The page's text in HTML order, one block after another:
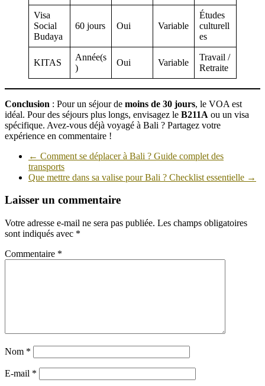
Visa
Social
Budaya
60 jours Oui Variable
Études
culturell
es
KITAS
Année(s
)
Oui Variable
Travail /
Retraite
Conclusion : Pour un séjour de moins de 30 jours, le VOA est
idéal. Pour des séjours plus longs, envisagez le B211A ou un visa
spécifique. Avez-vous déjà voyagé à Bali ? Partagez votre
expérience en commentaire !
← Comment se déplacer à Bali ? Guide complet des
transports
Que mettre dans sa valise pour Bali ? Checklist essentielle →
Laisser un commentaire
Votre adresse e-mail ne sera pas publiée. Les champs obligatoires
sont indiqués avec *
Commentaire *
Nom *
E-mail *